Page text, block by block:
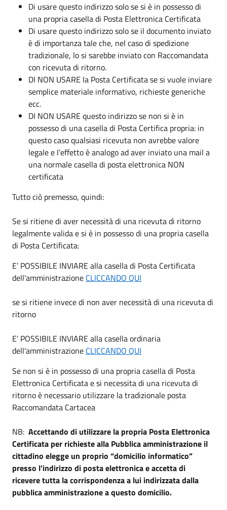
Di usare questo indirizzo solo se si è in possesso di
una propria casella di Posta Elettronica Certificata
Di usare questo indirizzo solo se il documento inviato
è di importanza tale che, nel caso di spedizione
tradizionale, lo si sarebbe inviato con Raccomandata
con ricevuta di ritorno.
DI NON USARE la Posta Certificata se si vuole inviare
semplice materiale informativo, richieste generiche
ecc.
DI NON USARE questo indirizzo se non si è in
possesso di una casella di Posta Certifica propria: in
questo caso qualsiasi ricevuta non avrebbe valore
legale e l’effetto è analogo ad aver inviato una mail a
una normale casella di posta elettronica NON
certificata
Tutto ciò premesso, quindi:
Se si ritiene di aver necessità di una ricevuta di ritorno
legalmente valida e si è in possesso di una propria casella
di Posta Certificata:
E’ POSSIBILE INVIARE alla casella di Posta Certificata
dell'amministrazione CLICCANDO QUI
se si ritiene invece di non aver necessità di una ricevuta di
ritorno
E’ POSSIBILE INVIARE alla casella ordinaria
dell'amministrazione CLICCANDO QUI
Se non si è in possesso di una propria casella di Posta
Elettronica Certificata e si necessita di una ricevuta di
ritorno è necessario utilizzare la tradizionale posta
Raccomandata Cartacea
NB: Accettando di utilizzare la propria Posta Elettronica
Certificata per richieste alla Pubblica amministrazione il
cittadino elegge un proprio “domicilio informatico”
presso l'indirizzo di posta elettronica e accetta di
ricevere tutta la corrispondenza a lui indirizzata dalla
pubblica amministrazione a questo domicilio.